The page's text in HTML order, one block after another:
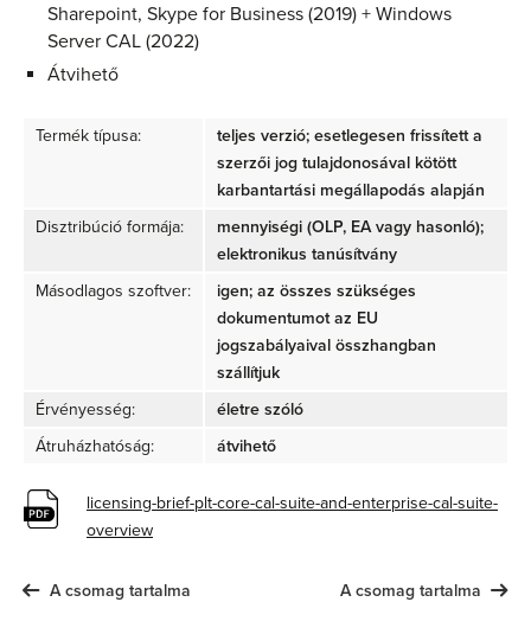
Sharepoint, Skype for Business (2019) + Windows
Server CAL (2022)
Átvihető
Termék típusa:
teljes verzió; esetlegesen frissített a
szerzői jog tulajdonosával kötött
karbantartási megállapodás alapján
Disztribúció formája:
mennyiségi (OLP, EA vagy hasonló);
elektronikus tanúsítvány
Másodlagos szoftver:
igen; az összes szükséges
dokumentumot az EU
jogszabályaival összhangban
szállítjuk
Érvényesség:
életre szóló
Átruházhatóság:
átvihető
licensing-brief-plt-core-cal-suite-and-enterprise-cal-suite-
overview
A csomag tartalma A csomag tartalma